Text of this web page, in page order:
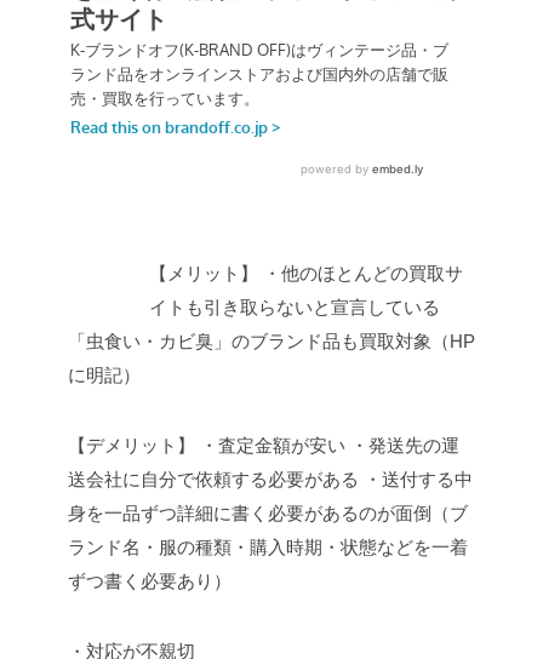
【メリット】
・他のほとんどの買取サ
イトも引き取らないと宣言している
「虫食い・カビ臭」のブランド品も買取対象（HP
に明記）
【デメリット】 ・査定金額が安い ・発送先の運
送会社に自分で依頼する必要がある
・送付する中
身を一品ずつ詳細に書く必要があるのが面倒（ブ
ランド名・服の種類・購入時期・状態などを一着
ずつ書く必要あり）
・対応が不親切